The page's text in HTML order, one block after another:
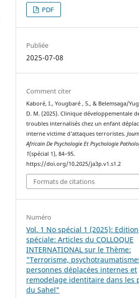
PDF
Publiée
2025-07-08
Comment citer
Kaboré, I., Yougbaré , S., & Belemsaga/
D. M. (2025). Clinique développementale
troubles internalisés chez un enfant
interne victime d’attaques terroristes.
Africain De Psychologie Et Psychologie
1(spécial 1), 84–95.
https://doi.org/10.2025/ja3p.v1.s1.2
Formats de citations
Numéro
Vol. 1 No spécial 1 (2025): Edition
spéciale: Articles du COLLOQUE
INTERNATIONAL sur le Thème:
"Terrorisme,
personnes déplacées internes et
remodelage identitaire dans les
du Sahel"